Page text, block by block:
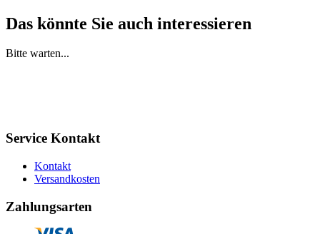
Das könnte Sie auch interessieren
Bitte warten...
Service Kontakt
Kontakt
Versandkosten
Zahlungsarten